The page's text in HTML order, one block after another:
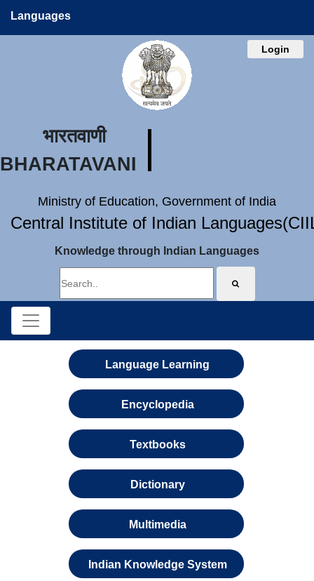
Languages
Login
भारतवाणी
BHARATAVANI
Ministry of Education, Government of India
Central Institute of Indian
Knowledge through Indian Languages
Language Learning
Encyclopedia
Textbooks
Dictionary
Multimedia
Indian Knowledge System